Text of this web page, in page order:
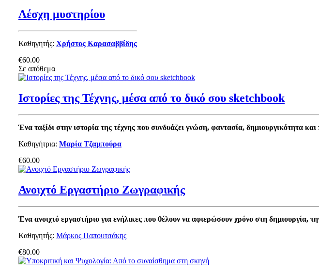
Λέσχη μυστηρίου
Καθηγητής: Χρήστος Καρασαββίδης
€60.00
Σε απόθεμα
Ιστορίες της Τέχνης, μέσα από το δικό σου sketchbook
Ένα ταξίδι στην ιστορία της τέχνης που συνδυάζει γνώση, φαντασία, δημιουργικότητα
Καθηγήτρια: Μαρία Τζαμπούρα
€60.00
Ανοιχτό Εργαστήριο Ζωγραφικής
Ένα ανοιχτό εργαστήριο για ενήλικες που θέλουν να αφιερώσουν χρόνο στη
Καθηγητής: Μάρκος Παπουτσάκης
€80.00